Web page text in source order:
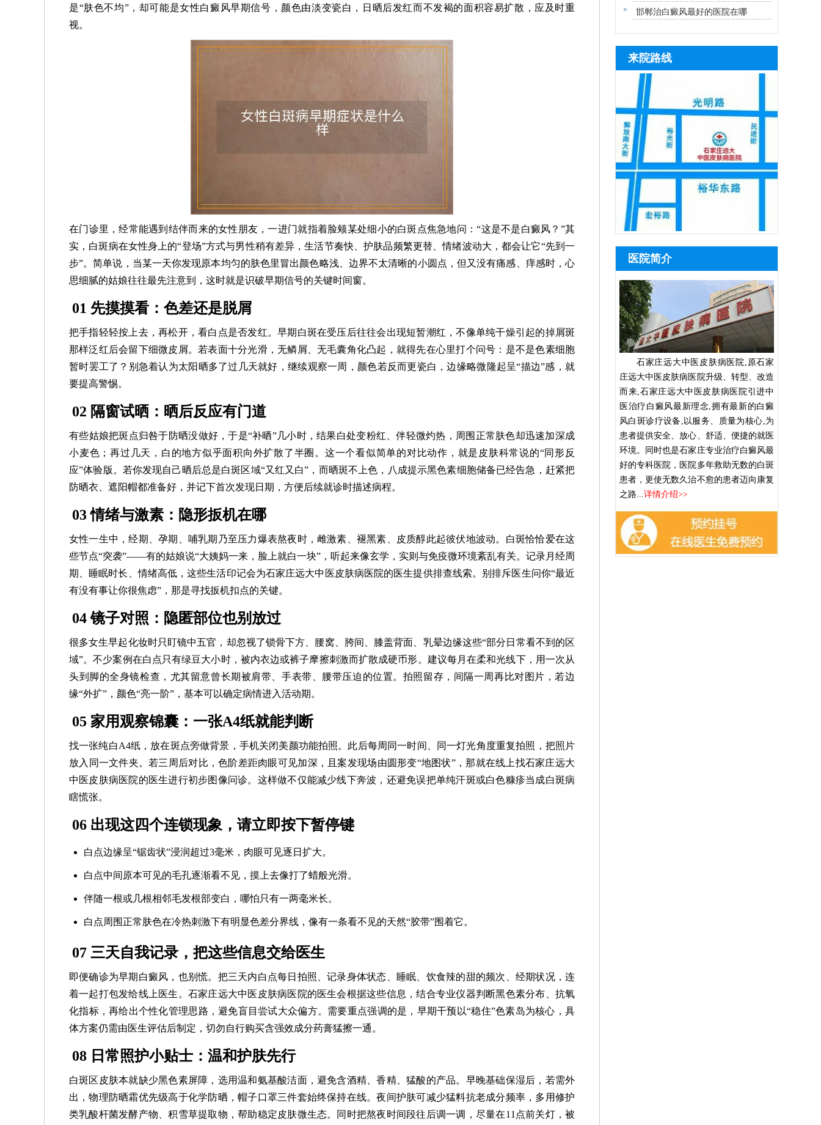
是“肤色不均”，却可能是女性白癜风早期信号，颜色由淡变瓷白，日晒后发红而不发褐的面积容易扩散，应及时重
视。
在门诊里，经常能遇到结伴而来的女性朋友，一进门就指着脸颊某处细小的白斑点焦急地问：“这是不是白癜风？”其
实，白斑病在女性身上的“登场”方式与男性稍有差异，生活节奏快、护肤品频繁更替、情绪波动大，都会让它“先到一
步”。简单说，当某一天你发现原本均匀的肤色里冒出颜色略浅、边界不太清晰的小圆点，但又没有痛感、痒感时，心
思细腻的姑娘往往最先注意到，这时就是识破早期信号的关键时间窗。
01 先摸摸看：色差还是脱屑
把手指轻轻按上去，再松开，看白点是否发红。早期白斑在受压后往往会出现短暂潮红，不像单纯干燥引起的掉屑斑
那样泛红后会留下细微皮屑。若表面十分光滑，无鳞屑、无毛囊角化凸起，就得先在心里打个问号：是不是色素细胞
暂时罢工了？别急着认为太阳晒多了过几天就好，继续观察一周，颜色若反而更瓷白，边缘略微隆起呈“描边”感，就
要提高警惕。
02 隔窗试晒：晒后反应有门道
有些姑娘把斑点归咎于防晒没做好，于是“补晒”几小时，结果白处变粉红、伴轻微灼热，周围正常肤色却迅速加深成
小麦色；再过几天，白的地方似乎面积向外扩散了半圈。这一个看似简单的对比动作，就是皮肤科常说的“同形反
应”体验版。若你发现自己晒后总是白斑区域“又红又白”，而晒斑不上色，八成提示黑色素细胞储备已经告急，赶紧把
防晒衣、遮阳帽都准备好，并记下首次发现日期，方便后续就诊时描述病程。
03 情绪与激素：隐形扳机在哪
女性一生中，经期、孕期、哺乳期乃至压力爆表熬夜时，雌激素、褪黑素、皮质醇此起彼伏地波动。白斑恰恰爱在这
些节点“突袭”——有的姑娘说“大姨妈一来，脸上就白一块”，听起来像玄学，实则与免疫微环境紊乱有关。记录月经周
期、睡眠时长、情绪高低，这些生活印记会为石家庄远大中医皮肤病医院的医生提供排查线索。别排斥医生问你“最近
有没有事让你很焦虑”，那是寻找扳机扣点的关键。
04 镜子对照：隐匿部位也别放过
很多女生早起化妆时只盯镜中五官，却忽视了锁骨下方、腰窝、胯间、膝盖背面、乳晕边缘这些“部分日常看不到的区
域”。不少案例在白点只有绿豆大小时，被内衣边或裤子摩擦刺激而扩散成硬币形。建议每月在柔和光线下，用一次从
头到脚的全身镜检查，尤其留意曾长期被肩带、手表带、腰带压迫的位置。拍照留存，间隔一周再比对图片，若边
缘“外扩”，颜色“亮一阶”，基本可以确定病情进入活动期。
05 家用观察锦囊：一张A4纸就能判断
找一张纯白A4纸，放在斑点旁做背景，手机关闭美颜功能拍照。此后每周同一时间、同一灯光角度重复拍照，把照片
放入同一文件夹。若三周后对比，色阶差距肉眼可见加深，且案发现场由圆形变“地图状”，那就在线上找石家庄远大
中医皮肤病医院的医生进行初步图像问诊。这样做不仅能减少线下奔波，还避免误把单纯汗斑或白色糠疹当成白斑病
瞎慌张。
06 出现这四个连锁现象，请立即按下暂停键
白点边缘呈“锯齿状”浸润超过3毫米，肉眼可见逐日扩大。
白点中间原本可见的毛孔逐渐看不见，摸上去像打了蜡般光滑。
伴随一根或几根相邻毛发根部变白，哪怕只有一两毫米长。
白点周围正常肤色在冷热刺激下有明显色差分界线，像有一条看不见的天然“胶带”围着它。
07 三天自我记录，把这些信息交给医生
即便确诊为早期白癜风，也别慌。把三天内白点每日拍照、记录身体状态、睡眠、饮食辣的甜的频次、经期状况，连
着一起打包发给线上医生。石家庄远大中医皮肤病医院的医生会根据这些信息，结合专业仪器判断黑色素分布、抗氧
化指标，再给出个性化管理思路，避免盲目尝试大众偏方。需要重点强调的是，早期干预以“稳住”色素岛为核心，具
体方案仍需由医生评估后制定，切勿自行购买含强效成分药膏猛擦一通。
08 日常照护小贴士：温和护肤先行
白斑区皮肤本就缺少黑色素屏障，选用温和氨基酸洁面，避免含酒精、香精、猛酸的产品。早晚基础保湿后，若需外
出，物理防晒霜优先级高于化学防晒，帽子口罩三件套始终保持在线。夜间护肤可减少猛料抗老成分频率，多用修护
类乳酸杆菌发酵产物、积雪草提取物，帮助稳定皮肤微生态。同时把熬夜时间段往后调一调，尽量在11点前关灯，被
因及应对指南
邯郸治白癜风最好的医院在哪
来院路线
医院简介
石家庄远大中医皮肤病医院,原石家
庄远大中医皮肤病医院升级、转型、改造
而来,石家庄远大中医皮肤病医院引进中
医治疗白癜风最新理念,拥有最新的白癜
风白斑诊疗设备,以服务、质量为核心,为
患者提供安全、放心、舒适、便捷的就医
环境。同时也是石家庄专业治疗白癜风最
好的专科医院，医院多年救助无数的白斑
患者，更使无数久治不愈的患者迈向康复
之路...详情介绍>>